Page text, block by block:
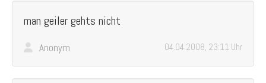
man geiler gehts nicht
Anonym 04.04.2008, 23:11 Uhr